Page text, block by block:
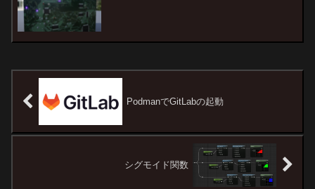
PodmanでGitLabの起動
シグモイド関数